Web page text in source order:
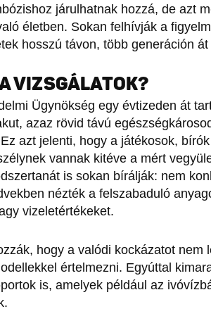
járulhatnak hozzá, de azt
életben. Sokan felhívják a
hosszú távon, több generáción
VIZSGÁLATOK?
Ügynökség egy évtizeden át
azaz rövid távú
azt jelenti, hogy a játékosok,
vannak kitéve a mért
is sokan bírálják: nem
nézték a felszabaduló
vizeletértékeket.
hogy a valódi kockázatot nem
értelmezni. Egyúttal
is, amelyek például az